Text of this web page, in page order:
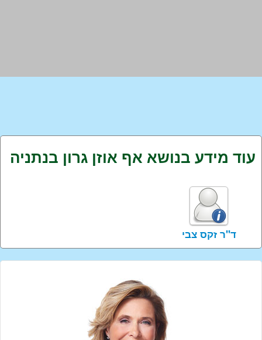
עוד מידע בנושא אף אוזן גרון בנתניה
ד''ר זקס צבי